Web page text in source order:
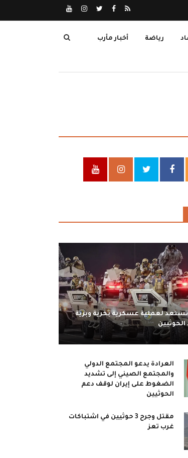
رياضة أخبار مأرب
لعملية عسكرية بحرية وبرية
العرادة يدعو المجتمع الدولي
والمجتمع الصيني إلى تشديد
الضغوط على إيران لوقف دعم
الحوثيين
مقتل وجرح 3 حوثيين في اشتباكات
غرب تعز